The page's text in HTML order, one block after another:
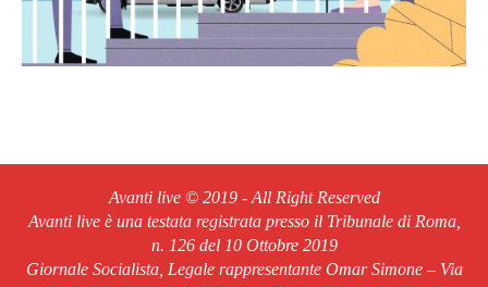
Avanti live © 2019 - All Right Reserved
Avanti live è una testata registrata presso il Tribunale di Roma,
n. 126 del 10 Ottobre 2019
Giornale Socialista, Legale rappresentante Omar Simone – Via